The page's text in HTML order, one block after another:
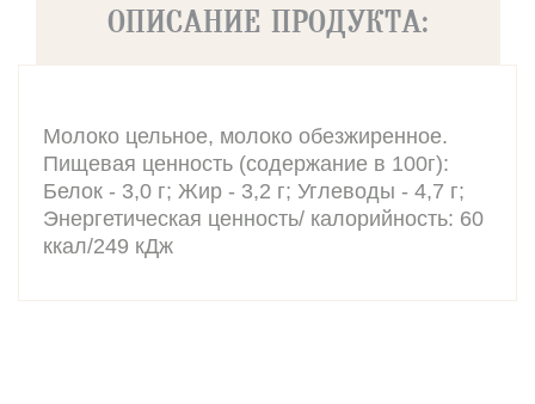
ОПИСАНИЕ ПРОДУКТА:
Молоко цельное, молоко обезжиренное.
Пищевая ценность (содержание в 100г):
Белок - 3,0 г; Жир - 3,2 г; Углеводы - 4,7 г;
Энергетическая ценность/ калорийность: 60
ккал/249 кДж